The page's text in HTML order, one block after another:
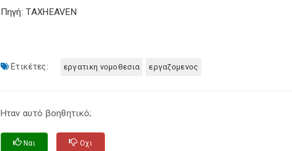
Πηγή: TAXHEAVEN
Ετικέτες: εργατικη νομοθεσια εργαζομενος
Ηταν αυτό βοηθητικό;
Ναι Οχι